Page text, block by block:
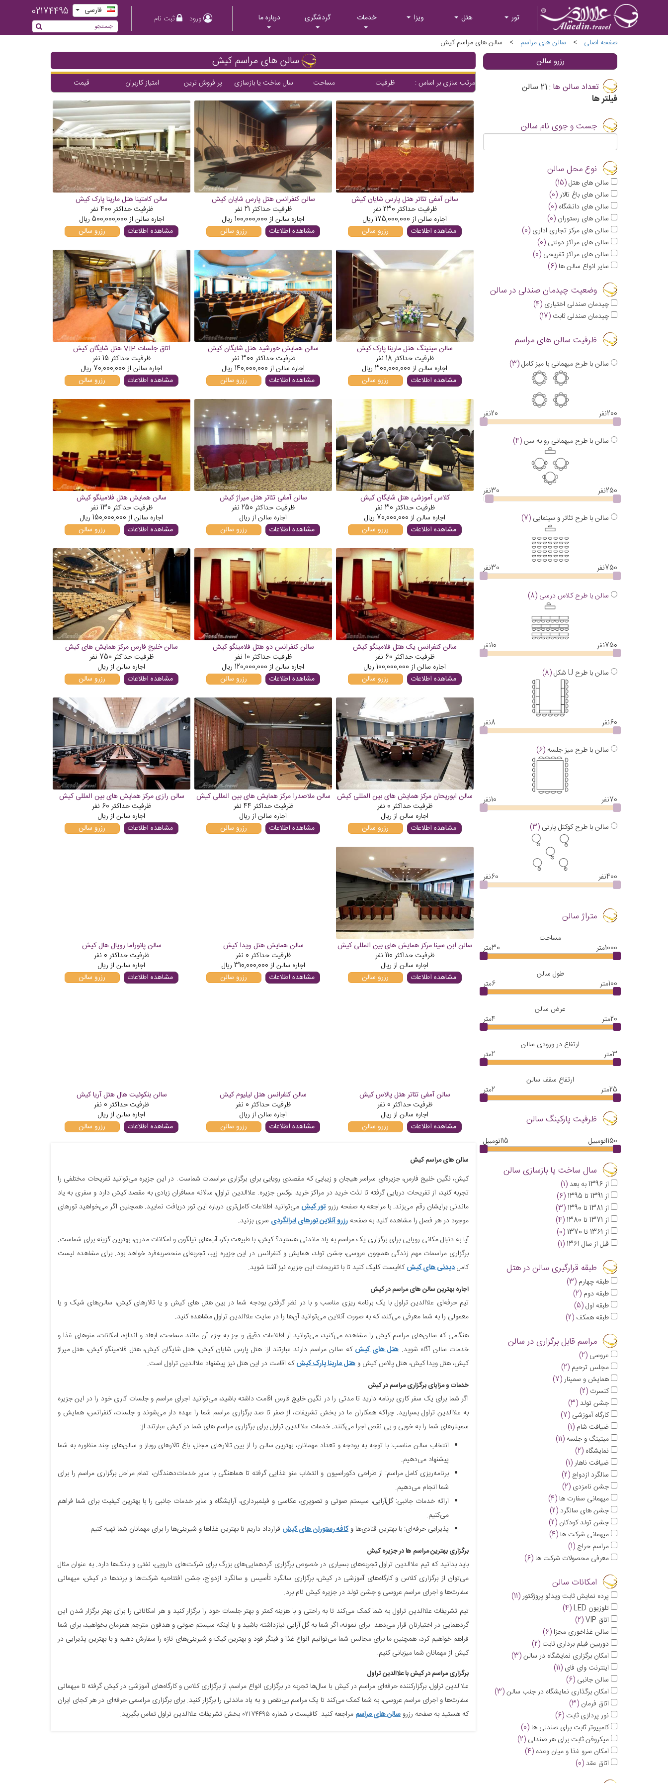
تور هتل ویزا خدمات گردشگری درباره ما ورود ثبت نام
فارسی 02174495
صفحه اصلی > سالن های مراسم > سالن های مراسم کیش
رزرو سالن
تعداد سالن ها :
21 سالن
فیلتر ها
جست و جوی نام سالن
نوع محل سالن
سالن های هتل(15)
سالن های باغ تالار(0)
سالن های دانشگاه (0)
سالن های رستوران (0)
سالن های مرکز تجاری اداری (0)
سالن های مراکز دولتی (0)
سالن های مراکز تفریحی (0)
سایر انواع سالن ها (6)
وضعیت چیدمان صندلی در سالن
چیدمان صندلی اختیاری (4)
چیدمان صندلی ثابت (17)
ظرفیت سالن های مراسم
سالن با طرح میهمانی با میز کامل(3)
20نفر 200نفر
سالن با طرح میهمانی رو به سن(4)
30نفر 250نفر
سالن با طرح تئاتر و سینمایی (7)
30نفر 750نفر
سالن با طرح کلاس درسی (8)
10نفر 750نفر
سالن با طرح U شکل (8)
8نفر 60نفر
سالن با طرح میز جلسه (6)
10نفر 70نفر
سالن با طرح کوکتل پارتی (3)
60نفر 400نفر
متراژ سالن
مساحت
30متر 1000متر
طول سالن
6متر 100متر
عرض سالن
4متر 20متر
ارتفاع در ورودی سالن
2متر 3متر
ارتفاع سقف سالن
2متر 25متر
ظرفیت پارکینگ سالن
15اتومبیل 150اتومبیل
سال ساخت یا بازسازی سالن
از 1396 به بعد
(1)
از 1391 تا 1395
(6)
از 1381 تا 1390
(3)
از 1371 تا 1380
(4)
از 1361 تا 1370
(0)
قبل از سال 1361
(1)
طبقه قرارگیری سالن در هتل
طبقه چهارم (3)
طبقه دوم (2)
طبقه اول(5)
طبقه همکف (2)
مراسم قابل برگزاری در سالن
عروسی (2)
مجلس ترحیم (2)
همایش و سمینار(7)
کنسرت (2)
جشن تولد(3)
کارگاه آموزشی (7)
ضیافت شام (1)
میتینگ و جلسه (11)
نمایشگاه (2)
ضیافت ناهار(1)
سالگرد ازدواج (2)
جشن نامزدی (2)
میهمانی سفارت ها (4)
جشن های سالگرد (2)
جشن تولد کودکان (2)
میهمانی شرکت ها (4)
مراسم حراج (1)
معرفی محصولات شرکت ها (6)
امکانات سالن
پرده نمایش ثابت ویدئو پروژکتور(11)
تلوزیون LED
(4)
اتاق VIP
(2)
سالن غذاخوری مجزا(6)
دوربین فیلم برداری ثابت (2)
امکان برگزاری نمایشگاه در سالن(3)
اینترنت وای فای (11)
سالن جانبی (6)
امکان برگذاری نمایشگاه در جنب سالن(3)
اتاق فرمان (3)
نور پردازی ثابت (6)
کامپیوتر ثابت برای صندلی ها (0)
میکروفن ثابت برای هر صندلی (2)
امكان سرو غذا و ميان وعده (4)
اتاق عقد(0)
سالن های مراسم کیش
مرتب سازی بر اساس : ظرفیت مساحت سال ساخت یا بازسازی پر فروش ترین امتیاز کاربران قیمت
سالن آمفی تئاتر هتل پارس شایان کیش
ظرفیت حداکثر 230 نفر
اجاره سالن از175,000,000 ریال
مشاهده اطلاعات
رزرو سالن
سالن کنفرانس هتل پارس شایان کیش
ظرفیت حداکثر 21 نفر
اجاره سالن از100,000,000 ریال
مشاهده اطلاعات
رزرو سالن
سالن کامتینا هتل مارینا پارک کیش
ظرفیت حداکثر 400 نفر
اجاره سالن از500,000,000 ریال
مشاهده اطلاعات
رزرو سالن
سالن میتینگ هتل مارینا پارک کیش
ظرفیت حداکثر 18 نفر
اجاره سالن از300,000,000 ریال
مشاهده اطلاعات
رزرو سالن
سالن همایش خورشید هتل شایگان کیش
ظرفیت حداکثر 300 نفر
اجاره سالن از140,000,000 ریال
مشاهده اطلاعات
رزرو سالن
اتاق جلسات VIP هتل شایگان کیش
ظرفیت حداکثر 15 نفر
اجاره سالن از70,000,000 ریال
مشاهده اطلاعات
رزرو سالن
کلاس آموزشی هتل شایگان کیش
ظرفیت حداکثر 30 نفر
اجاره سالن از70,000,000 ریال
مشاهده اطلاعات
رزرو سالن
سالن آمفی تئاتر هتل میراژ کیش
ظرفیت حداکثر 250 نفر
اجاره سالن ازریال
مشاهده اطلاعات
رزرو سالن
سالن همایش هتل فلامینگو کیش
ظرفیت حداکثر 130 نفر
اجاره سالن از150,000,000 ریال
مشاهده اطلاعات
رزرو سالن
سالن کنفرانس یک هتل فلامینگو کیش
ظرفیت حداکثر 60 نفر
اجاره سالن از100,000,000 ریال
مشاهده اطلاعات
رزرو سالن
سالن کنفرانس دو هتل فلامینگو کیش
ظرفیت حداکثر 10 نفر
اجاره سالن از120,000,000 ریال
مشاهده اطلاعات
رزرو سالن
سالن خلیج فارس مرکز همایش های کیش
ظرفیت حداکثر 750 نفر
اجاره سالن ازریال
مشاهده اطلاعات
رزرو سالن
سالن ابوریحان مرکز همایش های بین المللی کیش
ظرفیت حداکثر 0 نفر
اجاره سالن ازریال
مشاهده اطلاعات
رزرو سالن
سالن ملاصدرا مرکز همایش های بین المللی کیش
ظرفیت حداکثر 44 نفر
اجاره سالن ازریال
مشاهده اطلاعات
رزرو سالن
سالن رازی مرکز همایش های بین المللی کیش
ظرفیت حداکثر 60 نفر
اجاره سالن ازریال
مشاهده اطلاعات
رزرو سالن
سالن ابن سینا مرکز همایش های بین المللی کیش
ظرفیت حداکثر 110 نفر
اجاره سالن ازریال
مشاهده اطلاعات
رزرو سالن
سالن همایش هتل ویدا کیش
ظرفیت حداکثر 0 نفر
اجاره سالن از310,000,000 ریال
مشاهده اطلاعات
رزرو سالن
سالن پانوراما رویال هال کیش
ظرفیت حداکثر 0 نفر
اجاره سالن ازریال
مشاهده اطلاعات
رزرو سالن
سالن آمفی تئاتر هتل پالاس کیش
ظرفیت حداکثر 0 نفر
اجاره سالن ازریال
مشاهده اطلاعات
رزرو سالن
سالن کنفرانس هتل لیلیوم کیش
ظرفیت حداکثر 0 نفر
اجاره سالن ازریال
مشاهده اطلاعات
رزرو سالن
سالن بنکوئیت هال هتل آریا کیش
ظرفیت حداکثر 0 نفر
اجاره سالن ازریال
مشاهده اطلاعات
رزرو سالن
سالن های مراسم کیش
کیش، نگین خلیج فارس، جزیره‌ای سراسر هیجان و زیبایی که مقصدی رویایی برای برگزاری مراسمات شماست. در این جزیره می‌توانید تفریحات مختلفی را
تجربه کنید، از تفریحات دریایی گرفته تا لذت خرید در مراکز خرید لوکس جزیره. علاالدین تراول، سالانه مسافران زیادی به مقصد کیش دارد و سفری به یاد
ماندنی برایشان رقم می‌زند. با مراجعه به صفحه رزروتور کیش می‌توانید اطلاعات کامل‌تری درباره این تور دریافت نمایید. همچنین اگر می‌خواهید تورهای
موجود در هر فصل را مشاهده کنید به صفحه رزرو آنلاین تورهای ایرانگردی سری بزنید.
آیا به دنبال مکانی رویایی برای برگزاری یک مراسم به یاد ماندنی هستید؟ کیش، با طبیعت بکر، آب‌های نیلگون و امکانات مدرن، بهترین گزینه برای شماست.
برگزاری مراسمات مهم زندگی همچون عروسی، جشن تولد، همایش و کنفرانس در این جزیره زیبا، تجربه‌ای منحصربه‌فرد خواهد بود. برای مشاهده لیست
کاملدیدنی های کیشکافیست کلیک کنید تا با تفریحات این جزیره نیز آشنا شوید.
اجاره بهترین سالن های مراسم در کیش
تیم حرفه‌ای علاالدین تراول با یک برنامه ریزی مناسب و با در نظر گرفتن بودجه شما در بین هتل های کیش و یا تالارهای کیش، سالن‌های شیک و یا
معمولی را به شما معرفی می‌کند، که به صورت آنلاین می‌توانید آن‌ها را در سایت علاالدین تراول مشاهده کنید.
هنگامی که سالن‌های مراسم کیش را مشاهده می‌کنید، می‌توانید از اطلاعات دقیق و جز به جزء آن مانند مساحت، ابعاد و اندازه، امکانات، منوهای غذا و
خدمات سالن آگاه شوید.هتل های کیش که سالن مراسم دارند عبارتند از: هتل پارس شایان کیش، هتل شایگان کیش، هتل فلامینگو کیش، هتل میراژ
کیش، هتل ویدا کیش، هتل پالاس کیش وهتل مارینا پارک کیشکه اقامت در این هتل نیز پیشنهاد علاالدین تراول است.
خدمات و مزایای برگزاری مراسم در کیش
اگر شما برای یک سفر کاری برنامه دارید تا مدتی را در نگین خلیج فارس اقامت داشته باشید، می‌توانید اجرای مراسم و جلسات کاری خود را در این جزیره
به علاالدین تراول بسپارید. چراکه همکاران ما در بخش تشریفات، از صفر تا صد برگزاری مراسم شما را عهده دار می‌شوند و جلسات، کنفرانس، همایش و
سمینارهای شما را به خوبی و بی نقص اجرا می‌کنند. خدمات علاالدین تراول برای برگزاری مراسم های شما در کیش عبارتند از:
انتخاب سالن مناسب: با توجه به بودجه و تعداد مهمانان، بهترین سالن را از بین تالارهای مجلل، باغ تالارهای روباز و سالن‌های چند منظوره به شما
پیشنهاد می‌دهیم.
برنامه‌ریزی کامل مراسم: از طراحی دکوراسیون و انتخاب منو غذایی گرفته تا هماهنگی با سایر خدمات‌دهندگان، تمام مراحل برگزاری مراسم را برای
شما انجام می‌دهیم.
ارائه خدمات جانبی: گل‌آرایی، سیستم صوتی و تصویری، عکاسی و فیلمبرداری، آرایشگاه و سایر خدمات جانبی را با بهترین کیفیت برای شما فراهم
می‌کنیم.
پذیرایی حرفه‌ای: با بهترین قنادی‌ها وکافه رستوران های کیش قرارداد داریم تا بهترین غذاها و شیرینی‌ها را برای مهمانان شما تهیه کنیم.
برگزاری بهترین مراسم ها در جزیره کیش
باید بدانید که تیم علاالدین تراول تجربه‌های بسیاری در خصوص برگزاری گردهمایی‌های بزرگ برای شرکت‌های دارویی، نفتی و بانک‌ها دارد. به عنوان مثال
می‌توان از برگزاری کلاس و کارگاه‌های آموزشی در کیش، برگزاری سالگرد تأسیس و سالگرد ازدواج، جشن افتتاحیه شرکت‌ها و برندها در کیش، میهمانی
سفارت‌ها و اجرای مراسم عروسی و جشن تولد در جزیره کیش نام برد.
تیم تشریفات علاالدین تراول به شما کمک می‌کند تا به راحتی و با هزینه کمتر و بهتر جلسات خود را برگزار کنید و هر امکاناتی را برای بهتر برگزار شدن این
گردهمایی در اختیارتان قرار می‌دهد. برای نمونه، اگر شما به گل آرایی نیازداشته باشید و یا اینکه سیستم صوتی و هدفون مترجم همزمان بخواهید، برای شما
فراهم خواهیم کرد، همچنین ما برای مجالس شما می‌توانیم انواع غذا و فینگر فود و بهترین کیک و شیرینی‌های تازه را سفارش دهیم و با بهترین پذیرایی در
کیش از مهمانان شما میزبانی کنیم.
برگزاری مراسم در کیش با علاالدین تراول
علاالدین تراول، برگزارکننده حرفه‌ای مراسم در کیش با سال‌ها تجربه در برگزاری انواع مراسم، از برگزاری کلاس و کارگاه‌های آموزشی در کیش گرفته تا میهمانی
سفارت‌ها و اجرای مراسم عروسی، به شما کمک می‌کند تا یک مراسم بی‌نقص و به یاد ماندنی را برگزار کنید. برای برگزاری مراسمی حرفه‌ای در هر کجای ایران
که هستید به صفحه رزروسالن های مراسم مراجعه کنید. کافیست با شماره ۰۲۱۷۴۴۹۵ بخش تشریفات علاالدین تراول تماس بگیرید.